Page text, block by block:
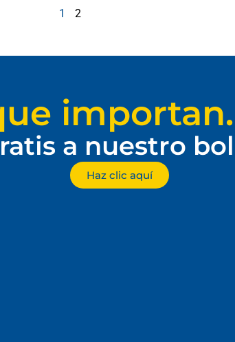
1 2
a nuestro
Haz clic aquí